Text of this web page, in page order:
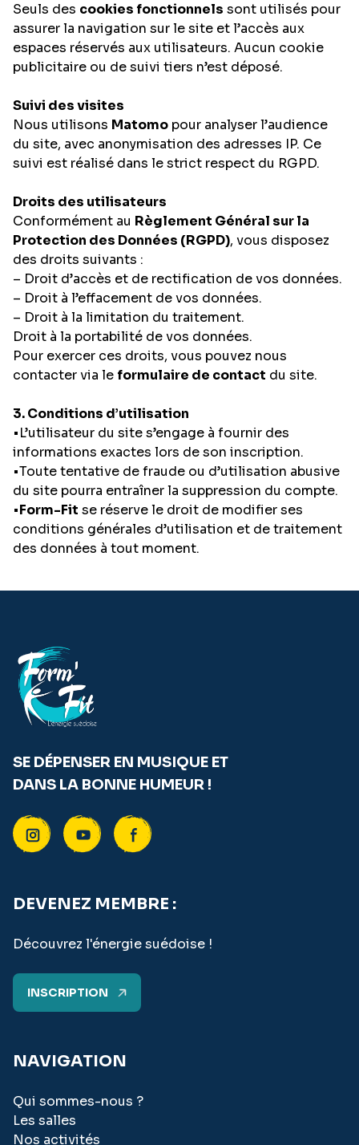
Seuls des cookies fonctionnels sont utilisés pour
assurer la navigation sur le site et l’accès aux
espaces réservés aux utilisateurs. Aucun cookie
publicitaire ou de suivi tiers n’est déposé.
Suivi des visites
Nous utilisons Matomo pour analyser l’audience
du site, avec anonymisation des adresses IP. Ce
suivi est réalisé dans le strict respect du RGPD.
Droits des utilisateurs
Conformément au Règlement Général sur la
Protection des Données (RGPD), vous disposez
des droits suivants :
– Droit d’accès et de rectification de vos données.
– Droit à l’effacement de vos données.
– Droit à la limitation du traitement.
Droit à la portabilité de vos données.
Pour exercer ces droits, vous pouvez nous
contacter via le formulaire de contact du site.
3. Conditions d’utilisation
•L’utilisateur du site s’engage à fournir des
informations exactes lors de son inscription.
•Toute tentative de fraude ou d’utilisation abusive
du site pourra entraîner la suppression du compte.
•Form-Fit se réserve le droit de modifier ses
conditions générales d’utilisation et de traitement
des données à tout moment.
SE DÉPENSER EN MUSIQUE ET
DANS LA BONNE HUMEUR !
DEVENEZ MEMBRE :
Découvrez l'énergie suédoise !
INSCRIPTION
NAVIGATION
Qui sommes-nous ?
Les salles
Nos activités